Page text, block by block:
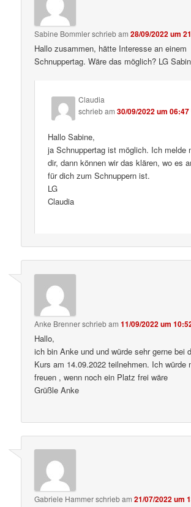
Sabine Bommlerschriebam28/09/2022 um
Hallo zusammen, hätte Interesse an einem
Schnuppertag. Wäre das möglich? LG
Claudia
schriebam30/09/2022 um
Hallo Sabine,
ja Schnuppertag ist möglich. Ich melde
dir, dann können wir das klären, wo es
für dich zum Schnuppern ist.
LG
Claudia
Anke Brennerschriebam11/09/2022 um
Hallo,
ich bin Anke und und würde sehr gerne bei
Kurs am 14.09.2022 teilnehmen. Ich würde
freuen , wenn noch ein Platz frei wäre
Grüßle Anke
Gabriele Hammerschriebam21/07/2022 um